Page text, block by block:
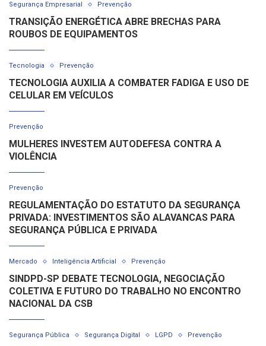
Segurança Empresarial Prevenção
TRANSIÇÃO ENERGÉTICA ABRE BRECHAS PARA
ROUBOS DE EQUIPAMENTOS
Tecnologia Prevenção
TECNOLOGIA AUXILIA A COMBATER FADIGA E USO DE
CELULAR EM VEÍCULOS
Prevenção
MULHERES INVESTEM AUTODEFESA CONTRA A
VIOLÊNCIA
Prevenção
REGULAMENTAÇÃO DO ESTATUTO DA SEGURANÇA
PRIVADA: INVESTIMENTOS SÃO ALAVANCAS PARA
SEGURANÇA PÚBLICA E PRIVADA
Mercado Inteligência Artificial Prevenção
SINDPD-SP DEBATE TECNOLOGIA, NEGOCIAÇÃO
COLETIVA E FUTURO DO TRABALHO NO ENCONTRO
NACIONAL DA CSB
Segurança Pública Segurança Digital LGPD Prevenção